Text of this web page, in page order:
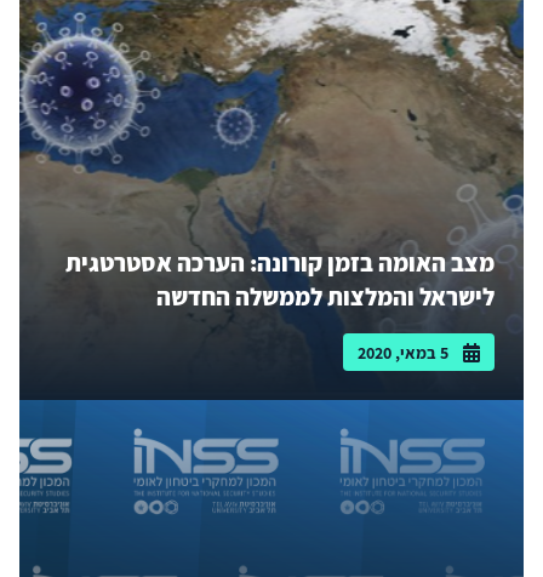
מצב האומה בזמן קורונה: הערכה אסטרטגית
לישראל והמלצות לממשלה החדשה
5 במאי, 2020